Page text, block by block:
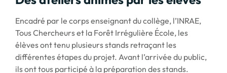
Encadré par le corps enseignant du collège, l’INRAE,
Tous Chercheurs et la Forêt Irrégulière École, les
élèves ont tenu plusieurs stands retraçant les
différentes étapes du projet. Avant l’arrivée du public,
ils ont tous participé à la préparation des stands.